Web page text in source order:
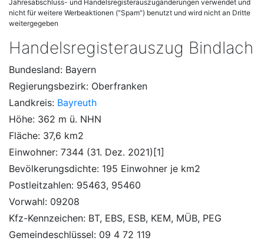
Jahresabschluss- und Handelsregisterauszugänderungen verwendet und
nicht für weitere Werbeaktionen ("Spam") benutzt und wird nicht an Dritte
weitergegeben
Handelsregisterauszug Bindlach
Bundesland: Bayern
Regierungsbezirk: Oberfranken
Landkreis: Bayreuth
Höhe: 362 m ü. NHN
Fläche: 37,6 km2
Einwohner: 7344 (31. Dez. 2021)[1]
Bevölkerungsdichte: 195 Einwohner je km2
Postleitzahlen: 95463, 95460
Vorwahl: 09208
Kfz-Kennzeichen: BT, EBS, ESB, KEM, MÜB, PEG
Gemeindeschlüssel: 09 4 72 119